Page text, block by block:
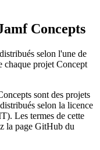
Concepts
selon l'une de
chaque projet Concept
sont des projets
selon la licence
Les termes de cette
la page GitHub du